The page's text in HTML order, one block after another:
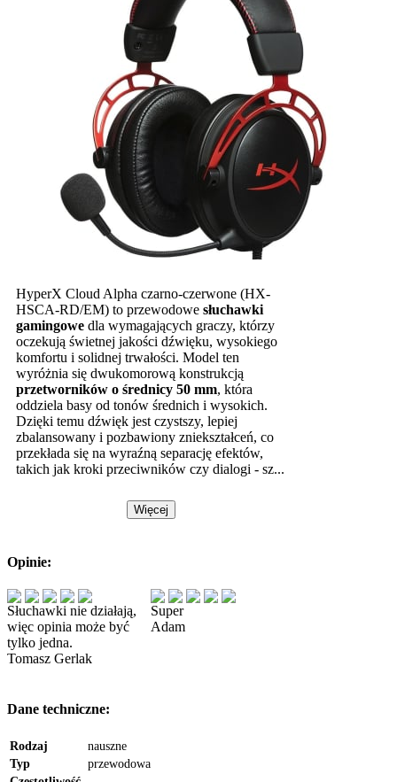
HyperX Cloud Alpha czarno-czerwone (HX-
HSCA-RD/EM) to przewodowe słuchawki
gamingowe dla wymagających graczy, którzy
oczekują świetnej jakości dźwięku, wysokiego
komfortu i solidnej trwałości. Model ten
wyróżnia się dwukomorową konstrukcją
przetworników o średnicy 50 mm, która
oddziela basy od tonów średnich i wysokich.
Dzięki temu dźwięk jest czystszy, lepiej
zbalansowany i pozbawiony zniekształceń, co
przekłada się na wyraźną separację efektów,
takich jak kroki przeciwników czy dialogi - sz...
Więcej
Opinie:
Słuchawki nie działają,
więc opinia może być
tylko jedna.
Tomasz Gerlak
Super
Adam
Dane techniczne:
Rodzaj
nauszne
Typ
przewodowa